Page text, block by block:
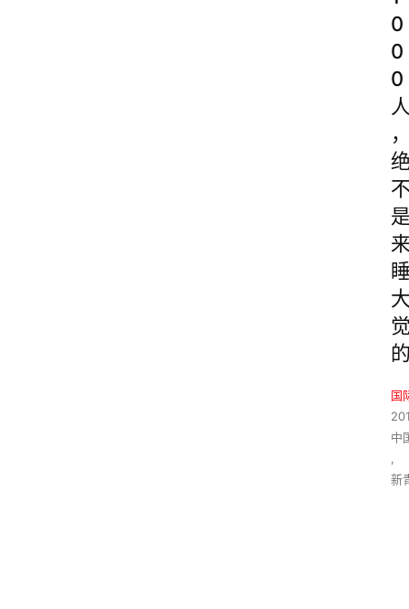
0
0
0
国
中
,
新